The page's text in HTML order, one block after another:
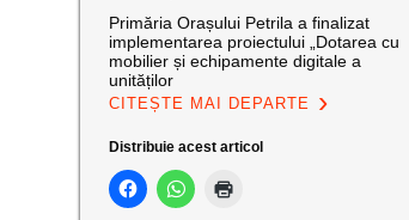
Primăria Orașului Petrila a finalizat
implementarea proiectului „Dotarea cu
mobilier și echipamente digitale a
unităților
CITEȘTE MAI DEPARTE
Distribuie acest articol